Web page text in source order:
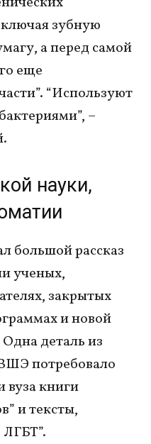
зубную
а перед самой
еще
“Используют
–
науки,
большой рассказ
ученых,
закрытых
и новой
деталь из
потребовало
вуза книги
и тексты,